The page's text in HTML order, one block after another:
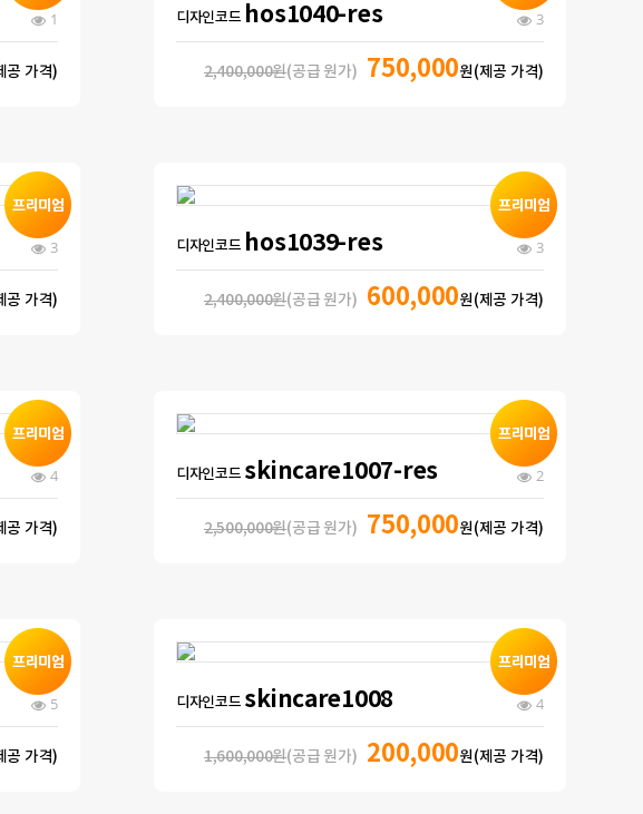
1
공 가격)
디자인코드 hos1040-res 3
2,400,000원(공급 원가) 750,000원(제공 가격)
3
공 가격)
디자인코드 hos1039-res 3
2,400,000원(공급 원가) 600,000원(제공 가격)
4
공 가격)
디자인코드 skincare1007-res 2
2,500,000원(공급 원가) 750,000원(제공 가격)
5
공 가격)
디자인코드 skincare1008 4
1,600,000원(공급 원가) 200,000원(제공 가격)